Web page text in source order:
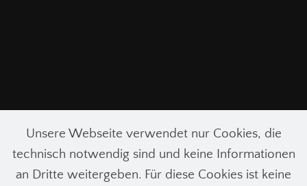
Unsere Webseite verwendet nur Cookies, die
technisch notwendig sind und keine Informationen
an Dritte weitergeben. Für diese Cookies ist keine